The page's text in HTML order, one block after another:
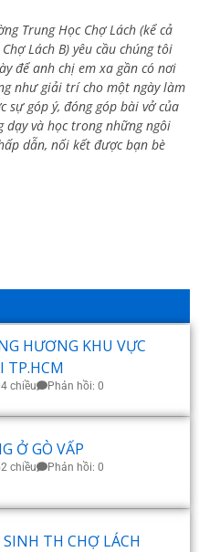
Trung Học Chợ Lách (kể cả
Lách B) yêu cầu chúng tôi
để anh chị em xa gần có nơi
như giải trí cho một ngày làm
sự góp ý, đóng góp bài vở của
dạy và học trong những ngôi
dẫn, nối kết được bạn bè
HƯƠNG KHU VỰC
TP.HCM
chiều Phản hồi: 0
Ở GÒ VẤP
chiều Phản hồi: 0
TH CHỢ LÁCH